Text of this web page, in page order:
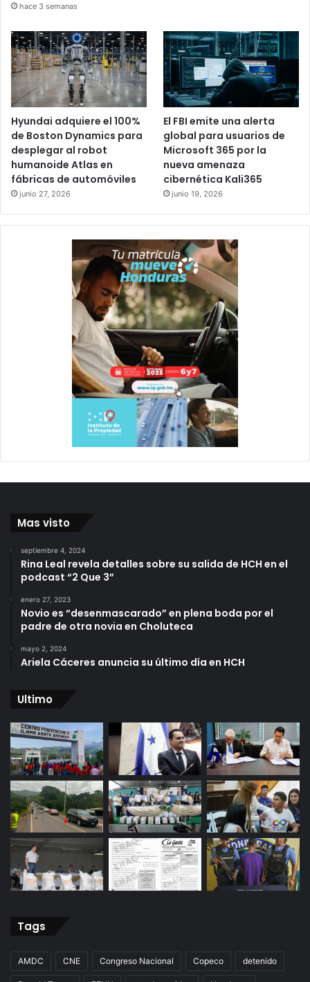
hace 3 semanas
Hyundai adquiere el 100%
de Boston Dynamics para
desplegar al robot
humanoide Atlas en
fábricas de automóviles
junio 27, 2026
El FBI emite una alerta
global para usuarios de
Microsoft 365 por la
nueva amenaza
cibernética Kali365
junio 19, 2026
Mas visto
septiembre 4, 2024
Rina Leal revela detalles sobre su salida de HCH en el
podcast “2 Que 3”
enero 27, 2023
Novio es “desenmascarado” en plena boda por el
padre de otra novia en Choluteca
mayo 2, 2024
Ariela Cáceres anuncia su último día en HCH
Ultimo
Tags
AMDC CNE Congreso Nacional Copeco detenido